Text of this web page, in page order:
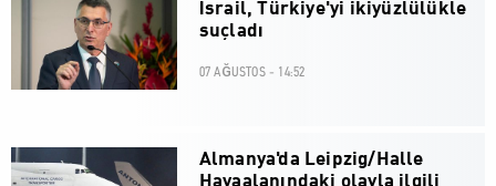
İsrail, Türkiye'yi ikiyüzlülükle
suçladı
07 AĞUSTOS - 14:52
Almanya'da Leipzig/Halle
Havaalanındaki olayla ilgili